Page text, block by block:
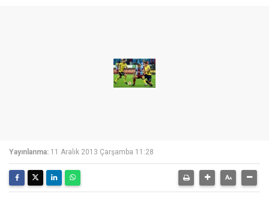
Yayınlanma: 11 Aralık 2013 Çarşamba 11:28